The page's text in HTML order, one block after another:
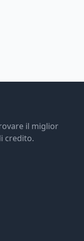
il miglior
credito.